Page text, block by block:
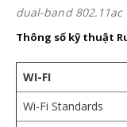
dual-band 802.11ac
Thông số kỹ thuật
WI-FI
Wi-Fi Standards